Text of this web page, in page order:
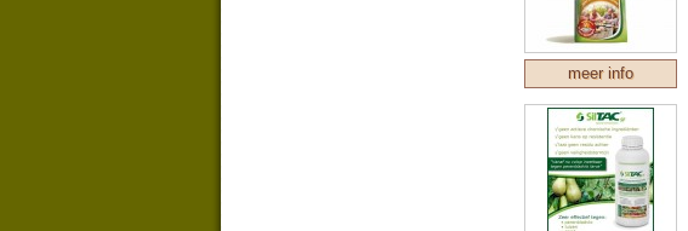
meer info